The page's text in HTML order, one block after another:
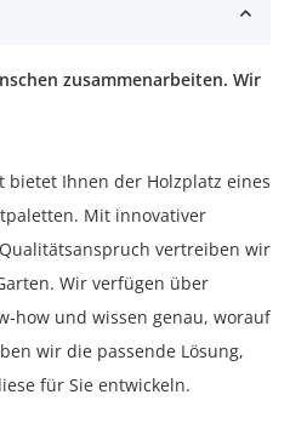
zusammenarbeiten. Wir
Ihnen der Holzplatz eines
Mit innovativer
vertreiben wir
Wir verfügen über
how und wissen genau, worauf
wir die passende Lösung,
für Sie entwickeln.